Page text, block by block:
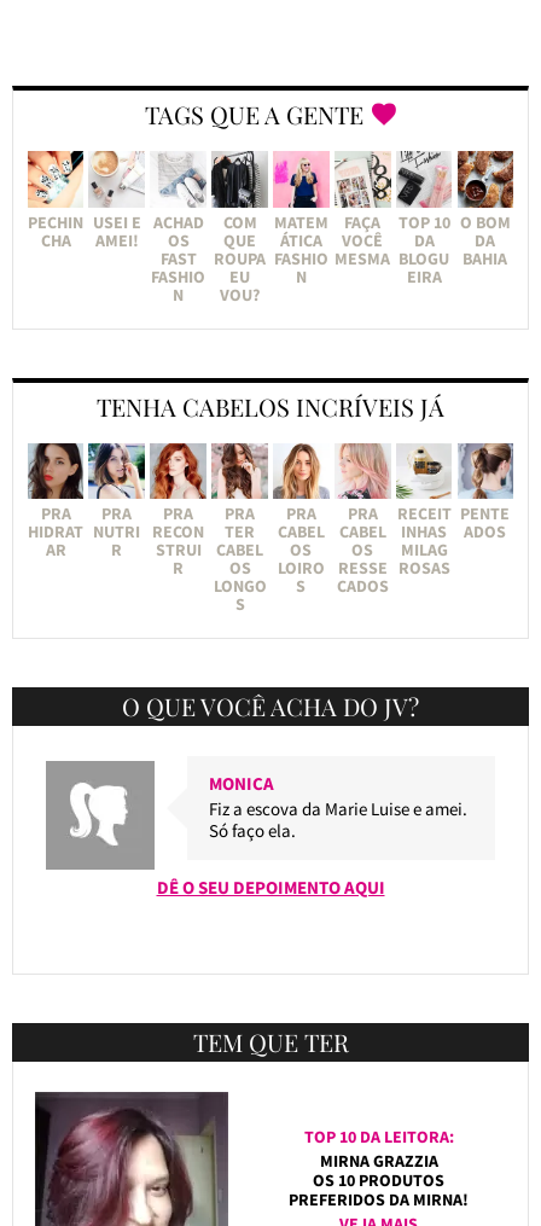
TAGS QUE A GENTE
PECHIN
CHA
USEI E
AMEI!
ACHAD
OS
FAST
FASHIO
N
COM
QUE
ROUPA
EU
VOU?
MATEM
ÁTICA
FASHIO
N
FAÇA
VOCÊ
MESMA
TOP 10
DA
BLOGU
EIRA
O BOM
DA
BAHIA
TENHA CABELOS INCRÍVEIS JÁ
PRA
HIDRAT
AR
PRA
NUTRI
R
PRA
RECON
STRUI
R
PRA
TER
CABEL
OS
LONGO
S
PRA
CABEL
OS
LOIRO
S
PRA
CABEL
OS
RESSE
CADOS
RECEIT
INHAS
MILAG
ROSAS
PENTE
ADOS
O QUE VOCÊ ACHA DO JV?
MONICA
Fiz a escova da Marie Luise e amei.
Só faço ela.
DÊ O SEU DEPOIMENTO AQUI
TEM QUE TER
TOP 10 DA LEITORA:
MIRNA GRAZZIA
OS 10 PRODUTOS
PREFERIDOS DA MIRNA!